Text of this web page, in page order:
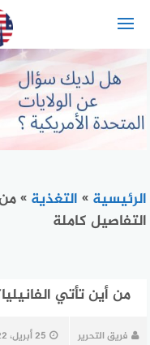
الرئيسية » التغذية »
التفاصيل كاملة
من أين تأتي
فريق التحرير 25 أبريل، 2022